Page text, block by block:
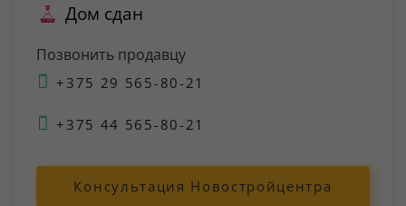
Дом сдан
Позвонить продавцу
+375 29 565-80-21
+375 44 565-80-21
Консультация Новостройцентра